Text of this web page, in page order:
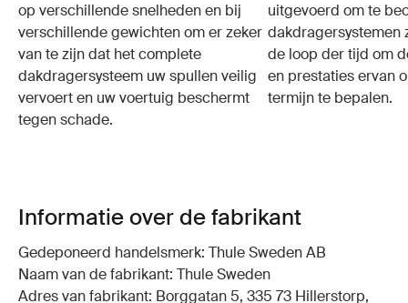
op verschillende snelheden en bij
verschillende gewichten om er zeker
van te zijn dat het complete
dakdragersysteem uw spullen veilig
vervoert en uw voertuig beschermt
tegen schade.
uitgevoerd om te
dakdragersystemen
de loop der tijd om
en prestaties ervan
termijn te bepalen.
Informatie over de fabrikant
Gedeponeerd handelsmerk: Thule Sweden AB
Naam van de fabrikant: Thule Sweden
Adres van fabrikant: Borggatan 5, 335 73 Hillerstorp,